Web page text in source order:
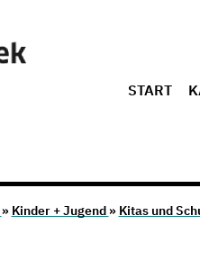
START
» Kinder + Jugend » Kitas und